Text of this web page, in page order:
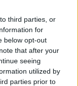
third parties, or
for
below opt-out
that after your
seeing
utilized by
parties prior to
che per
notizia e
felici, i suoi
e la cosa più